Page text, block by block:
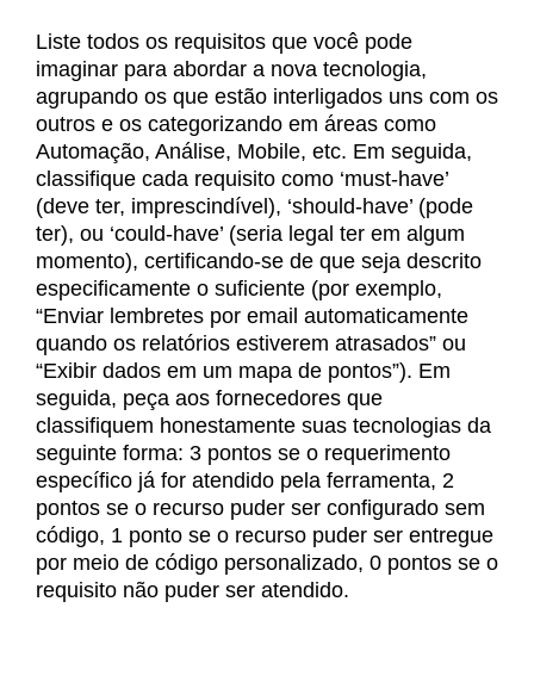
Liste todos os requisitos que você pode
imaginar para abordar a nova tecnologia,
agrupando os que estão interligados uns com os
outros e os categorizando em áreas como
Automação, Análise, Mobile, etc. Em seguida,
classifique cada requisito como ‘must-have’
(deve ter, imprescindível), ‘should-have’ (pode
ter), ou ‘could-have’ (seria legal ter em algum
momento), certificando-se de que seja descrito
especificamente o suficiente (por exemplo,
“Enviar lembretes por email automaticamente
quando os relatórios estiverem atrasados” ou
“Exibir dados em um mapa de pontos”). Em
seguida, peça aos fornecedores que
classifiquem honestamente suas tecnologias da
seguinte forma: 3 pontos se o requerimento
específico já for atendido pela ferramenta, 2
pontos se o recurso puder ser configurado sem
código, 1 ponto se o recurso puder ser entregue
por meio de código personalizado, 0 pontos se o
requisito não puder ser atendido.